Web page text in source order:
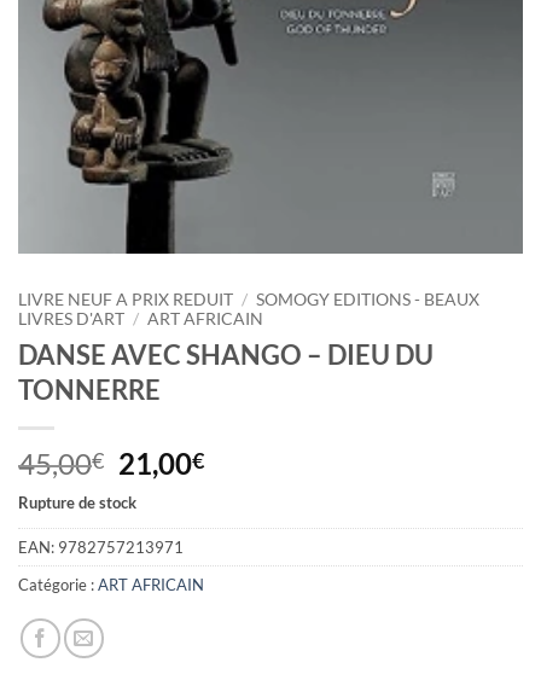
LIVRE NEUF A PRIX REDUIT / SOMOGY EDITIONS - BEAUX
LIVRES D'ART / ART AFRICAIN
DANSE AVEC SHANGO – DIEU DU
TONNERRE
45,00€ Le
prix
initial
était :
45,00€.
21,00€Le
actuel
21,00€.
Rupture de stock
EAN: 9782757213971
Catégorie :ART AFRICAIN